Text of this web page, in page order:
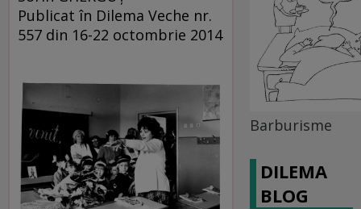
Publicat în Dilema Veche nr.
557 din 16-22 octombrie 2014
Barburisme
DILEMA
BLOG